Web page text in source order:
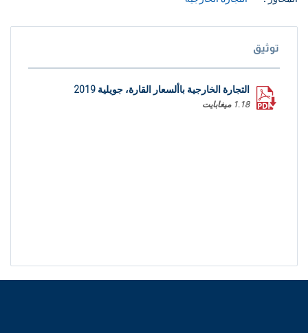
توثيق
التجارة الخارجية باألسعار القارة، جويلية 2019
1.18 ميغابايت